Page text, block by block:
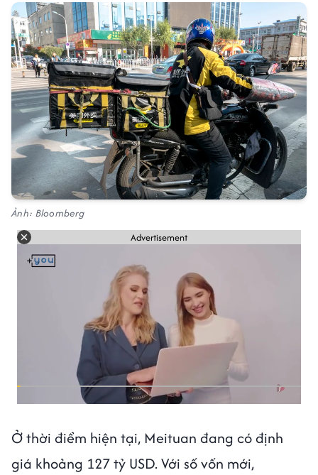
Ảnh: Bloomberg
Advertisement
Ở thời điểm hiện tại, Meituan đang có định
giá khoảng 127 tỷ USD. Với số vốn mới,